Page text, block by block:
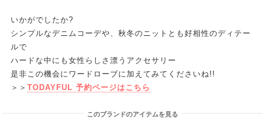
いかがでしたか?
シンプルなデニムコーデや、秋冬のニットとも好相性のディテー
ルで
ハードな中にも女性らしさ漂うアクセサリー
是非この機会にワードローブに加えてみてくださいね!!
＞＞ TODAYFUL 予約ページはこちら
このブランドのアイテムを見る